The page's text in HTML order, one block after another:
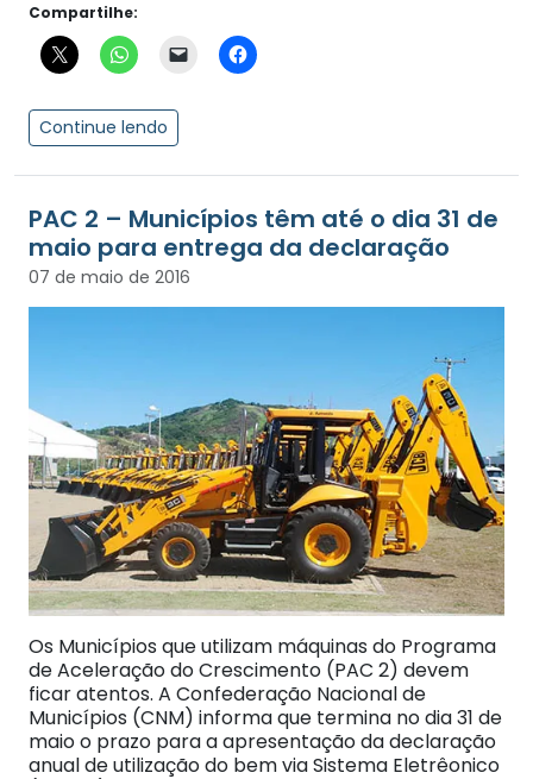
Compartilhe:
Continue lendo
PAC 2 – Municípios têm até o dia 31 de
07 de maio de 2016
Os Municípios que utilizam máquinas do Programa
de Aceleração do Crescimento (PAC 2) devem
ficar atentos. A Confederação Nacional de
Municípios (CNM) informa que termina no dia 31 de
maio o prazo para a apresentação da declaração
anual de utilização do bem via Sistema Eletrêonico